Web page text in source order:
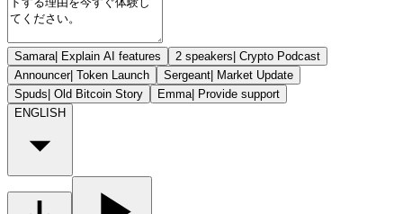
Samara| Explain AI features 2 speakers| Crypto Podcast
Announcer| Token Launch Sergeant| Market Update
Spuds| Old Bitcoin Story Emma| Provide support
ENGLISH